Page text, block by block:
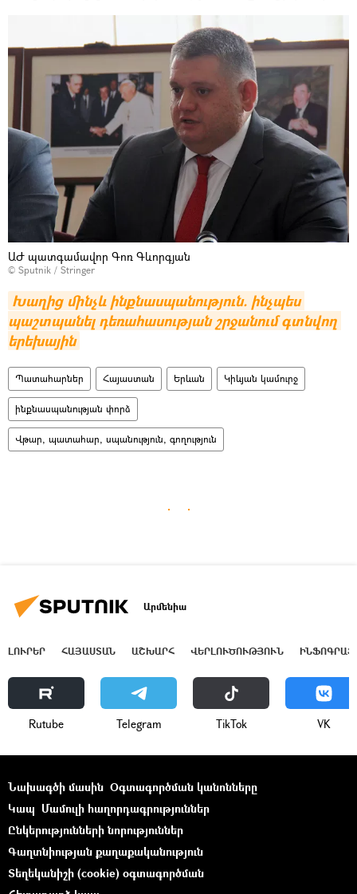
ԱԺ պատգամավոր Գոռ Գևորգյան
© Sputnik / Stringer
Խաղից մինչև ինքնասպանություն. ինչպես
պաշտպանել դեռահասության շրջանում գտնվող
երեխային
Պատահարներ Հայաստան Երևան Կիևյան կամուրջ
ինքնասպանության փորձ
Վթար, պատահար, սպանություն, գողություն
Արմենիա
ԼՈՒՐԵՐ ՀԱՅԱՍՏԱՆ ԱՇԽԱՐՀ ՎԵՐԼՈՒԾՈՒԹՅՈՒՆ
Rutube Telegram ТikТоk VK
Նախագծի մասին Օգտագործման կանոնները
Կապ Մամուլի հաղորդագրություններ
Ընկերությունների նորություններ
Գաղտնիության քաղաքականություն
Տեղեկանիշի (cookie) օգտագործման